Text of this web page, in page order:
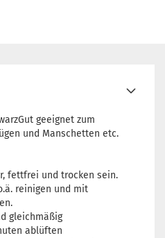
geeignet zum
und Manschetten etc.
fettfrei und trocken sein.
reinigen und mit
gleichmäßig
ablüften